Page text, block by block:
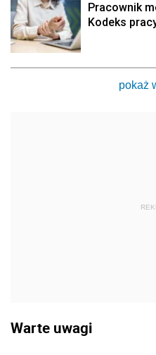
Pracownik
Kodeks
pokaż
Warte uwagi